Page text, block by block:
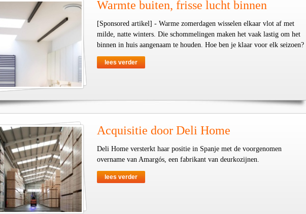
Warmte buiten, frisse lucht binnen
[Sponsored artikel] - Warme zomerdagen wisselen elkaar vlot af met
milde, natte winters. Die schommelingen maken het vaak lastig om het
binnen in huis aangenaam te houden. Hoe ben je klaar voor elk seizoen?
lees verder
Acquisitie door Deli Home
Deli Home versterkt haar positie in Spanje met de voorgenomen
overname van Amargós, een fabrikant van deurkozijnen.
lees verder